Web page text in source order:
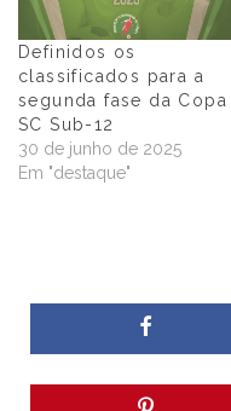
Definidos os
classificados para a
segunda fase da Copa
SC Sub-12
30 de junho de 2025
Em "destaque"